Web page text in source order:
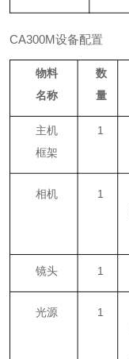
CA300M设备配置
物料
名称
数
量
主机
框架
1
相机 1
镜头 1
光源 1